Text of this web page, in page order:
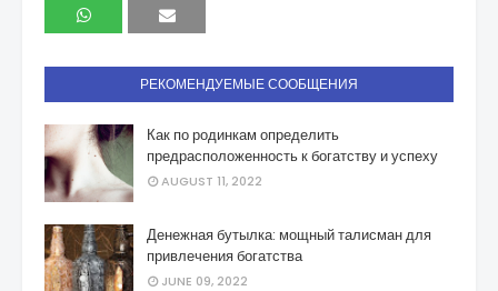
РЕКОМЕНДУЕМЫЕ СООБЩЕНИЯ
Как по родинкам определить
предрасположенность к богатству и успеху
AUGUST 11, 2022
Денежная бутылка: мощный талисман для
привлечения богатства
JUNE 09, 2022